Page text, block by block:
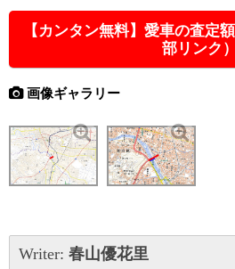
【カンタン無料】愛車の査定
部リンク）
画像ギャラリー
Writer: 春山優花里